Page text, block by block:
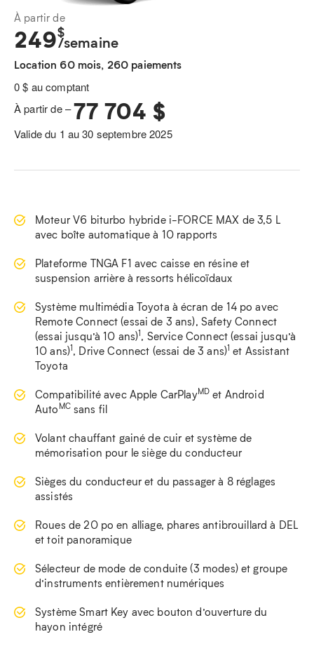
À partir de
249$
/semaine
Location 60 mois, 260 paiements
0 $ au comptant
À partir de –77 704 $
Valide du 1 au 30 septembre 2025
Moteur V6 biturbo hybride i-FORCE MAX de 3,5 L
avec boîte automatique à 10 rapports
Plateforme TNGA F1 avec caisse en résine et
suspension arrière à ressorts hélicoïdaux
Système multimédia Toyota à écran de 14 po avec
Remote Connect (essai de 3 ans), Safety Connect
(essai jusqu’à 10 ans)1, Service Connect (essai jusqu’à
10 ans)1, Drive Connect (essai de 3 ans)1 et Assistant
Toyota
Compatibilité avec Apple CarPlayMD et Android
Auto MCsans fil
Volant chauffant gainé de cuir et système de
mémorisation pour le siège du conducteur
Sièges du conducteur et du passager à 8 réglages
assistés
Roues de 20 po en alliage, phares antibrouillard à DEL
et toit panoramique
Sélecteur de mode de conduite (3 modes) et groupe
d’instruments entièrement numériques
Système Smart Key avec bouton d’ouverture du
hayon intégré